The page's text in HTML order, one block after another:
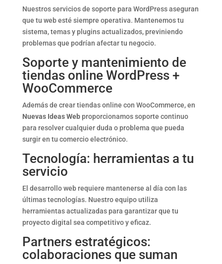
Nuestros servicios de soporte para WordPress aseguran
que tu web esté siempre operativa. Mantenemos tu
sistema, temas y plugins actualizados, previniendo
problemas que podrían afectar tu negocio.
Soporte y mantenimiento de
tiendas online WordPress +
WooCommerce
Además de crear tiendas online con WooCommerce, en
Nuevas Ideas Webproporcionamos soporte continuo
para resolver cualquier duda o problema que pueda
surgir en tu comercio electrónico.
Tecnología: herramientas a tu
servicio
El desarrollo web requiere mantenerse al día con las
últimas tecnologías. Nuestro equipo utiliza
herramientas actualizadas para garantizar que tu
proyecto digital sea competitivo y eficaz.
Partners estratégicos:
colaboraciones que suman